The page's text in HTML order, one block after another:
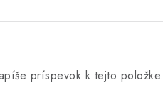
príspevok k tejto položke.